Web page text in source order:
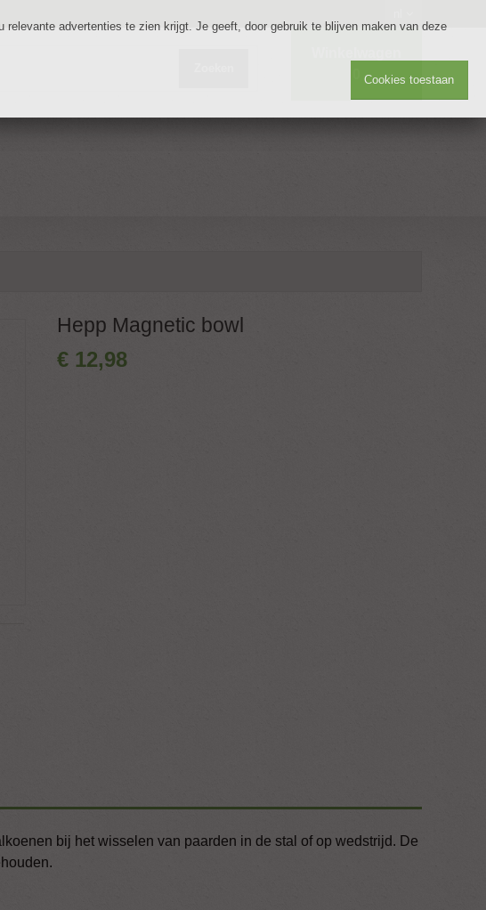
Hepp Magnetic bowl
€ 12,98
bij het wisselen van paarden in de stal of op wedstrijd. De
advertenties te zien krijgt. Je geeft, door gebruik te blijven maken van deze
Cookies toestaan